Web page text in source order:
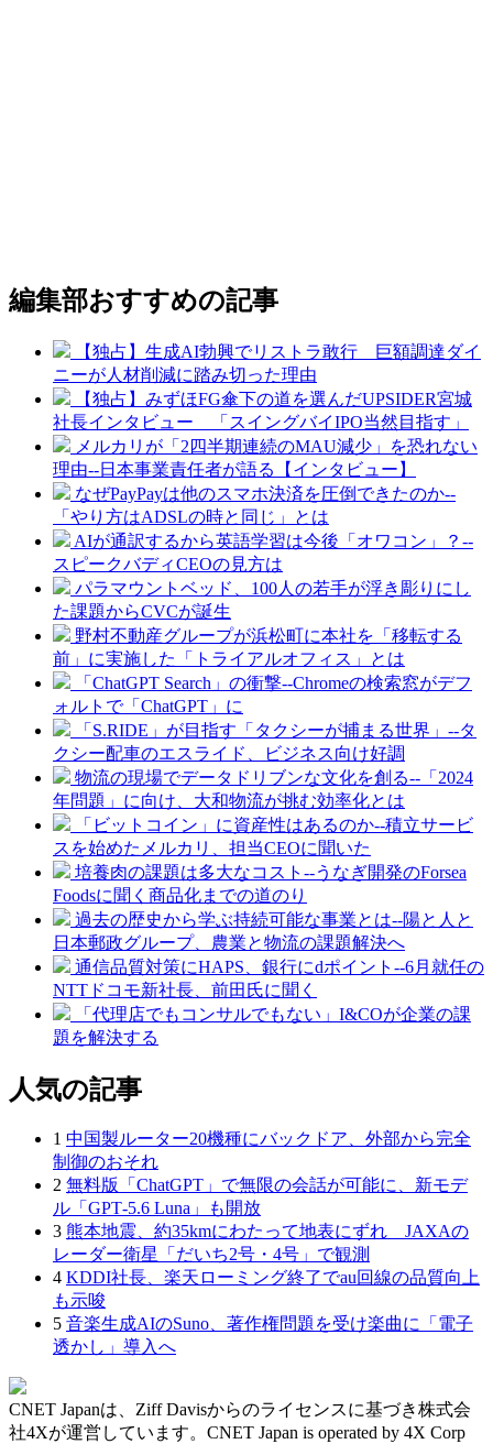
編集部おすすめの記事
【独占】生成AI勃興でリストラ敢行 巨額調達ダイ
ニーが人材削減に踏み切った理由
【独占】みずほFG傘下の道を選んだUPSIDER宮城
社長インタビュー 「スイングバイIPO当然目指す」
メルカリが「2四半期連続のMAU減少」を恐れない
理由--日本事業責任者が語る【インタビュー】
なぜPayPayは他のスマホ決済を圧倒できたのか--
「やり方はADSLの時と同じ」とは
AIが通訳するから英語学習は今後「オワコン」？--
スピークバディCEOの見方は
パラマウントベッド、100人の若手が浮き彫りにし
た課題からCVCが誕生
野村不動産グループが浜松町に本社を「移転する
前」に実施した「トライアルオフィス」とは
「ChatGPT Search」の衝撃--Chromeの検索窓がデフ
ォルトで「ChatGPT」に
「S.RIDE」が目指す「タクシーが捕まる世界」--タ
クシー配車のエスライド、ビジネス向け好調
物流の現場でデータドリブンな文化を創る--「2024
年問題」に向け、大和物流が挑む効率化とは
「ビットコイン」に資産性はあるのか--積立サービ
スを始めたメルカリ、担当CEOに聞いた
培養肉の課題は多大なコスト--うなぎ開発のForsea
Foodsに聞く商品化までの道のり
過去の歴史から学ぶ持続可能な事業とは--陽と人と
日本郵政グループ、農業と物流の課題解決へ
通信品質対策にHAPS、銀行にdポイント--6月就任の
NTTドコモ新社長、前田氏に聞く
「代理店でもコンサルでもない」I&COが企業の課
題を解決する
人気の記事
1 中国製ルーター20機種にバックドア、外部から完全
制御のおそれ
2 無料版「ChatGPT」で無限の会話が可能に、新モデ
ル「GPT‑5.6 Luna」も開放
3 熊本地震、約35kmにわたって地表にずれ JAXAの
レーダー衛星「だいち2号・4号」で観測
4 KDDI社長、楽天ローミング終了でau回線の品質向上
も示唆
5 音楽生成AIのSuno、著作権問題を受け楽曲に「電子
透かし」導入へ
CNET Japanは、Ziff Davisからのライセンスに基づき株式会
社4Xが運営しています。CNET Japan is operated by 4X Corp